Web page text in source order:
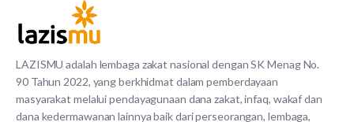
LAZISMU adalah lembaga zakat nasional dengan SK Menag No.
90 Tahun 2022, yang berkhidmat dalam pemberdayaan
masyarakat melalui pendayagunaan dana zakat, infaq, wakaf dan
dana kedermawanan lainnya baik dari perseorangan, lembaga,